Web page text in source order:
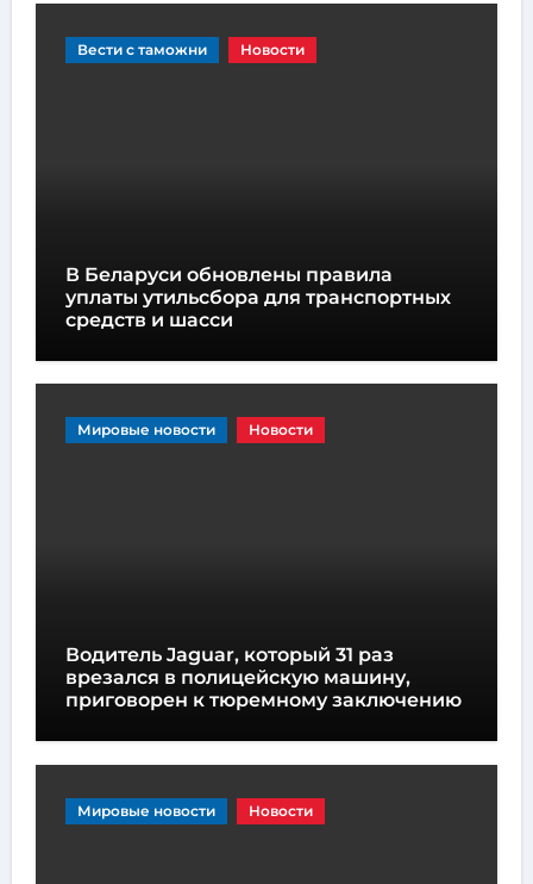
Вести с таможни Новости
В Беларуси обновлены правила
уплаты утильсбора для транспортных
средств и шасси
Мировые новости Новости
Водитель Jaguar, который 31 раз
врезался в полицейскую машину,
приговорен к тюремному заключению
Мировые новости Новости